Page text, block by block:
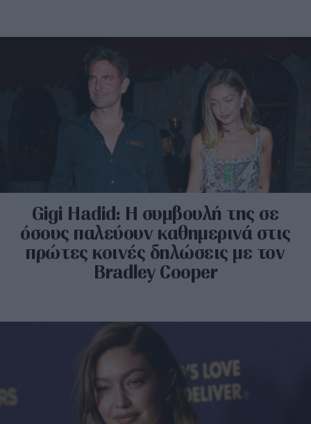
Gigi Hadid: Η συμβουλή της σε
όσους παλεύουν καθημερινά στις
πρώτες κοινές δηλώσεις με τον
Bradley Cooper